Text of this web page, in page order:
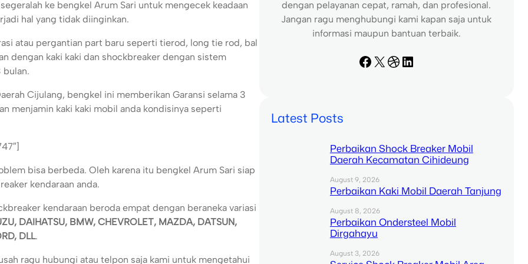
ke bengkel Arum Sari untuk mengecek keadaan
hal yang tidak diinginkan.
atau pergantian part baru seperti tierod, long tie rod, bal
dengan kaki kaki dan shockbreaker dengan sistem
bulan.
Cijulang, bengkel ini memberikan Garansi selama 3
menjamin kaki kaki mobil anda kondisinya seperti
bisa berbeda. Oleh karena itu bengkel Arum Sari siap
kendaraan anda.
kendaraan beroda empat dengan beraneka variasi
DAIHATSU, BMW, CHEVROLET, MAZDA, DATSUN,
DLL.
ragu hubungi atau telpon saja kami untuk mengetahui
dengan pelayanan cepat, ramah, dan profesional.
Jangan ragu menghubungi kami kapan saja untuk
informasi maupun bantuan terbaik.
Facebook X Dribbble LinkedIn
Latest Posts
Perbaikan Shock Breaker Mobil
Daerah Kecamatan Cihideung
August 9, 2026
Perbaikan Kaki Mobil Daerah Tanjung
August 8, 2026
Perbaikan Ondersteel Mobil
Dirgahayu
August 3, 2026